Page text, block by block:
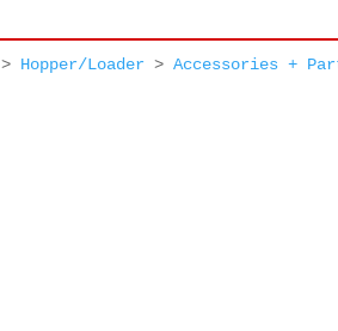
> Hopper/Loader >Accessories +